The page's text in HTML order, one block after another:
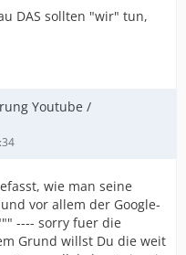
DAS sollten "wir" tun,
Youtube /
wie man seine
vor allem der Google-
---- sorry fuer die
Grund willst Du die weit